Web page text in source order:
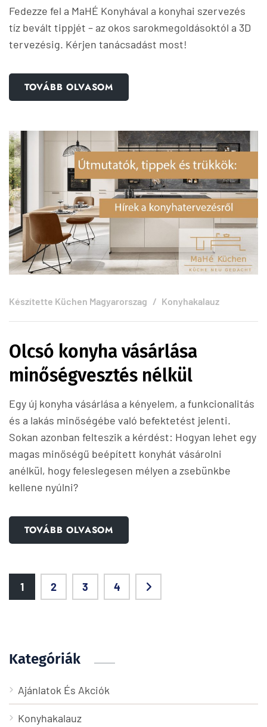
Fedezze fel a MaHÉ Konyhával a konyhai szervezés
tíz bevált tippjét – az okos sarokmegoldásoktól a 3D
tervezésig. Kérjen tanácsadást most!
TOVÁBB OLVASOM
Készítette Küchen Magyarorszag Konyhakalauz
Olcsó konyha vásárlása
minőségvesztés nélkül
Egy új konyha vásárlása a kényelem, a funkcionalitás
és a lakás minőségébe való befektetést jelenti.
Sokan azonban felteszik a kérdést: Hogyan lehet egy
magas minőségű beépített konyhát vásárolni
anélkül, hogy feleslegesen mélyen a zsebünkbe
kellene nyúlni?
TOVÁBB OLVASOM
1 2 3 4
Kategóriák
Ajánlatok És Akciók
Konyhakalauz